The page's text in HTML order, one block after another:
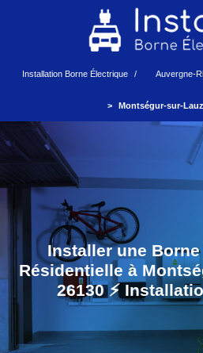
Installation Borne Électrique Auvergne-
Montségur-sur-
Installer une Borne
Résidentielle à
26130 ⚡️